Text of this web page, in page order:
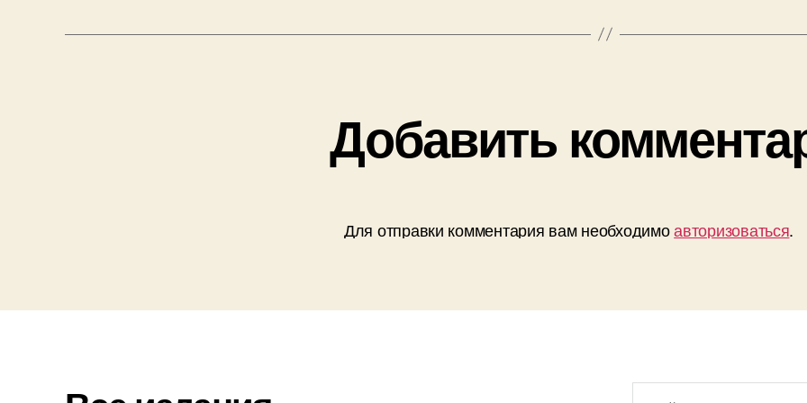
Добавить
Для отправки комментария вам необходимоавторизоваться.